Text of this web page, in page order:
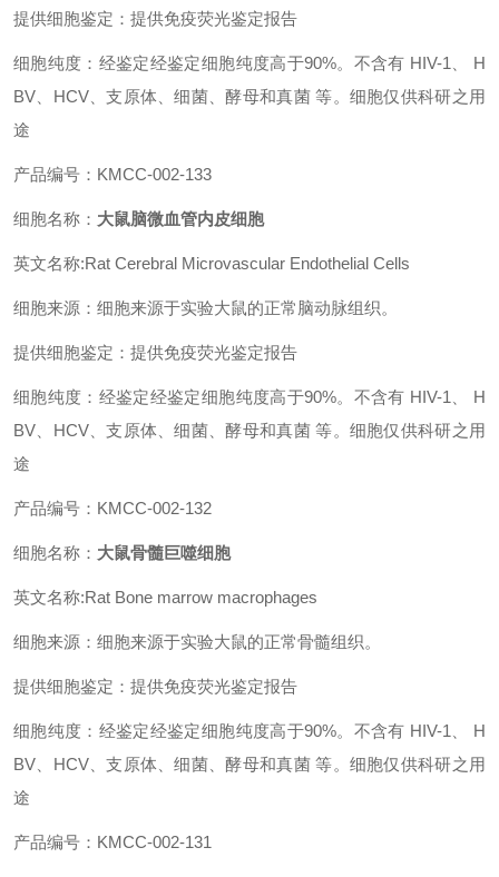
提供细胞鉴定：提供免疫荧光鉴定报告
细胞纯度：经鉴定经鉴定细胞纯度高于90%。不含有 HIV-1、 H
BV、HCV、支原体、细菌、酵母和真菌 等。细胞仅供科研之用
途
产品编号：KMCC-002-133
细胞名称： 大鼠脑微血管内皮细胞
英文名称:Rat Cerebral Microvascular Endothelial Cells
细胞来源：细胞来源于实验大鼠的正常脑动脉组织。
提供细胞鉴定：提供免疫荧光鉴定报告
细胞纯度：经鉴定经鉴定细胞纯度高于90%。不含有 HIV-1、 H
BV、HCV、支原体、细菌、酵母和真菌 等。细胞仅供科研之用
途
产品编号：KMCC-002-132
细胞名称： 大鼠骨髓巨噬细胞
英文名称:Rat Bone marrow macrophages
细胞来源：细胞来源于实验大鼠的正常骨髓组织。
提供细胞鉴定：提供免疫荧光鉴定报告
细胞纯度：经鉴定经鉴定细胞纯度高于90%。不含有 HIV-1、 H
BV、HCV、支原体、细菌、酵母和真菌 等。细胞仅供科研之用
途
产品编号：KMCC-002-131